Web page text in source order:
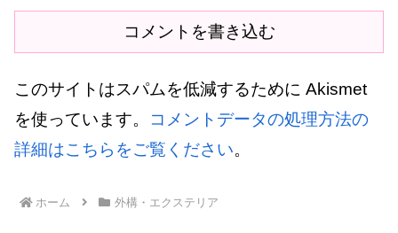
コメントを書き込む
このサイトはスパムを低減するために Akismet
を使っています。
コメントデータの処理方法の
詳細はこちらをご覧ください。
ホーム 外構・エクステリア